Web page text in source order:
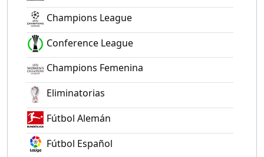
Champions League
Conference League
Champions Femenina
Eliminatorias
Fútbol Alemán
Fútbol Español